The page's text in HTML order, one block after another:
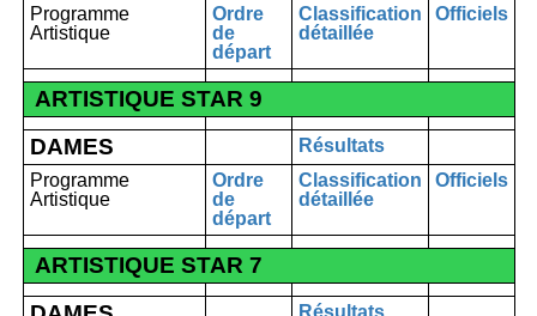
Programme
Artistique
Ordre
de
départ
Classification
détaillée
Officiels
ARTISTIQUE STAR 9
DAMES
Résultats
Programme
Artistique
Ordre
de
départ
Classification
détaillée
Officiels
ARTISTIQUE STAR 7
Résultats